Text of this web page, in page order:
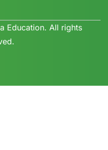
Education. All rights